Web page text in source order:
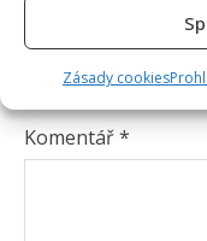
Zásady cookies
Napsat komentář
Vaše e-mailová
Vyžadované
Komentář*